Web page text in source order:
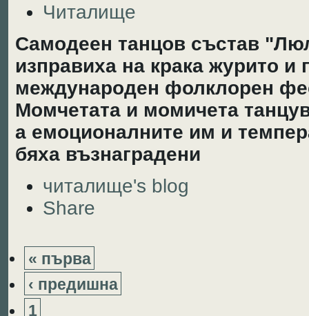
Читалище
Самодеен танцов състав
изправиха на крака журито и
международен фолклорен
Момчетата и момичета
а емоционалните им и
бяха възнаградени
читалище's blog
Share
« първа
‹ предишна
1